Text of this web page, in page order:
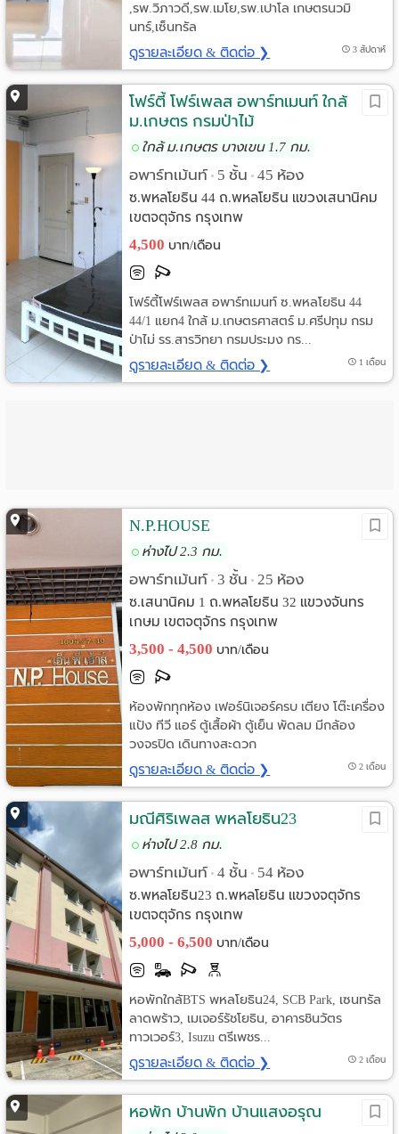
,รพ.วิภาวดี,รพ.เมโย,รพ.เปาโล เกษตรนวมิ
นทร์,เซ็นทรัล
ดูรายละเอียด & ติดต่อ ❯ 3 สัปดาห์
โฟร์ตี้ โฟร์เพลส อพาร์ทเมนท์ ใกล้
ม.เกษตร กรมป่าไม้
ใกล้ ม.เกษตร บางเขน 1.7 กม.
อพาร์ทเม้นท์ • 5 ชั้น • 45 ห้อง
ซ.พหลโยธิน 44 ถ.พหลโยธิน แขวงเสนานิคม
เขตจตุจักร กรุงเทพ
4,500 บาท/เดือน
โฟร์ตี้โฟร์เพลส อพาร์ทเมนท์ ซ.พหลโยธิน 44
44/1 แยก4 ใกล้ ม.เกษตรศาสตร์ ม.ศรีปทุม กรม
ป่าไม่ รร.สารวิทยา กรมประมง กร...
ดูรายละเอียด & ติดต่อ ❯ 1 เดือน
N.P.HOUSE
ห่างไป 2.3 กม.
อพาร์ทเม้นท์ • 3 ชั้น • 25 ห้อง
ซ.เสนานิคม 1 ถ.พหลโยธิน 32 แขวงจันทร
เกษม เขตจตุจักร กรุงเทพ
3,500 - 4,500 บาท/เดือน
ห้องพักทุกห้อง เฟอร์นิเจอร์ครบ เตียง โต๊ะเครื่อง
แป้ง ทีวี แอร์ ตู้เสื้อผ้า ตู้เย็น พัดลม มีกล้อง
วงจรปิด เดินทางสะดวก
ดูรายละเอียด & ติดต่อ ❯ 2 เดือน
มณีศิริเพลส พหลโยธิน23
ห่างไป 2.8 กม.
อพาร์ทเม้นท์ • 4 ชั้น • 54 ห้อง
ซ.พหลโยธิน23 ถ.พหลโยธิน แขวงจตุจักร
เขตจตุจักร กรุงเทพ
5,000 - 6,500 บาท/เดือน
หอพักใกล้BTS พหลโยธิน24, SCB Park, เซนทรัล
ลาดพร้าว, เมเจอร์รัชโยธิน, อาคารชินวัตร
ทาวเวอร์3, Isuzu ตรีเพชร...
ดูรายละเอียด & ติดต่อ ❯ 2 เดือน
หอพัก บ้านพัก บ้านแสงอรุณ